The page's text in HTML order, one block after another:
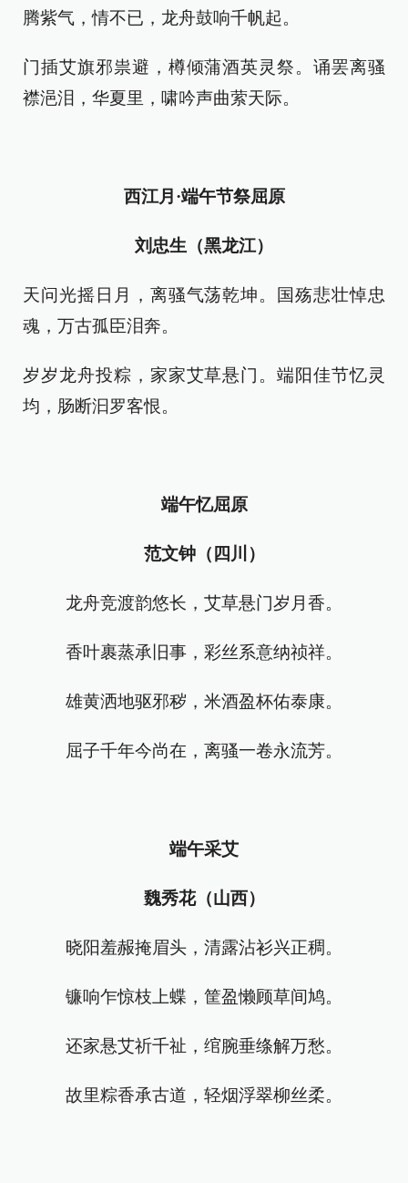
腾紫气，情不已，龙舟鼓响千帆起。
门插艾旗邪祟避，樽倾蒲酒英灵祭。诵罢离骚
襟浥泪，华夏里，啸吟声曲萦天际。
西江月·端午节祭屈原
刘忠生（黑龙江）
天问光摇日月，离骚气荡乾坤。国殇悲壮悼忠
魂，万古孤臣泪奔。
岁岁龙舟投粽，家家艾草悬门。端阳佳节忆灵
均，肠断汩罗客恨。
端午忆屈原
范文钟（四川）
龙舟竞渡韵悠长，艾草悬门岁月香。
香叶裹蒸承旧事，彩丝系意纳祯祥。
雄黄洒地驱邪秽，米酒盈杯佑泰康。
屈子千年今尚在，离骚一卷永流芳。
端午采艾
魏秀花（山西）
晓阳羞赧掩眉头，清露沾衫兴正稠。
镰响乍惊枝上蝶，筐盈懒顾草间鸠。
还家悬艾祈千祉，绾腕垂绦解万愁。
故里粽香承古道，轻烟浮翠柳丝柔。